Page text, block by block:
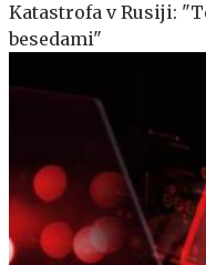
Katastrofa v Rusiji:
besedami"